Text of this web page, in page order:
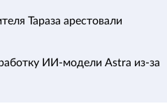
Тараза арестовали
ИИ-модели Astra из-за